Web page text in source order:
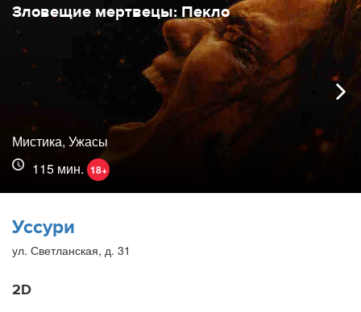
Зловещие мертвецы: Пекло
Мистика, Ужасы
115 мин. 18+
Уссури
ул. Светланская, д. 31
2D